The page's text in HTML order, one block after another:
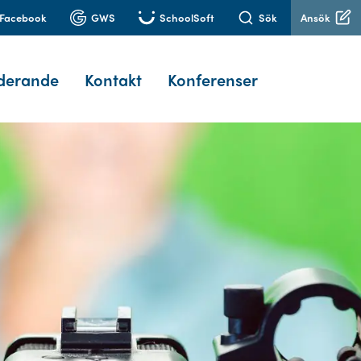
Facebook GWS SchoolSoft Sök Ansök
Kontakt Konferenser